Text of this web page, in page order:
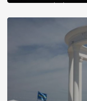
запрошую відвідати це